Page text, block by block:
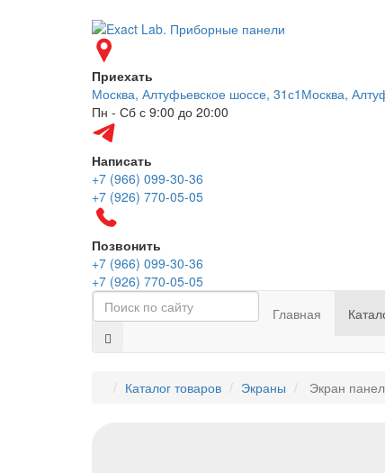
Приехать
Москва, Алтуфьевское шоссе, 31с1 Москва,
Пн - Сб с 9:00 до 20:00
Написать
+7 (966) 099-30-36
+7 (926) 770-05-05
Позвонить
+7 (966) 099-30-36
+7 (926) 770-05-05
Главная
Каталог товаров Экраны Экран